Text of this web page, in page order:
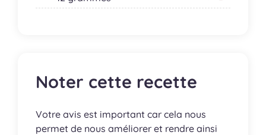
Noter cette recette
Votre avis est important car cela nous
permet de nous améliorer et rendre ainsi